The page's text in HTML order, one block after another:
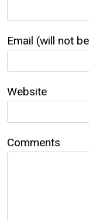
Email (will not
Website
Comments